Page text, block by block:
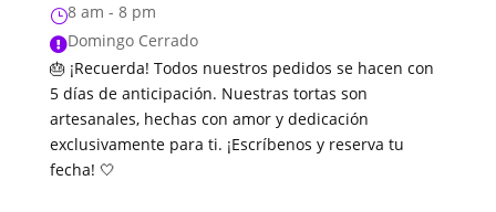
}8 am - 8 pm
Domingo Cerrado
🎂 ¡Recuerda! Todos nuestros pedidos se hacen con
5 días de anticipación. Nuestras tortas son
artesanales, hechas con amor y dedicación
exclusivamente para ti. ¡Escríbenos y reserva tu
fecha! 🤍